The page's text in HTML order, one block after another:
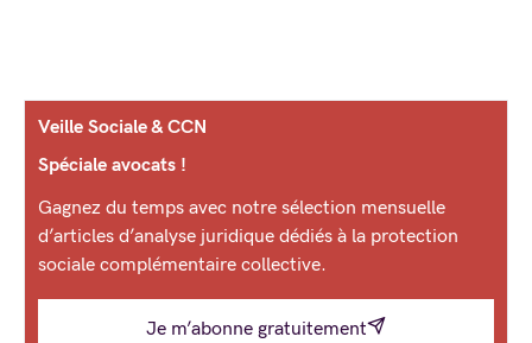
Veille Sociale & CCN
Spéciale avocats !
Gagnez du temps avec notre sélection mensuelle
d’articles d’analyse juridique dédiés à la protection
sociale complémentaire collective.
Je m’abonne gratuitement